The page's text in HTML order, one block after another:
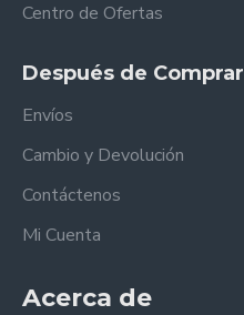
Centro de Ofertas
Después de Comprar
Envíos
Cambio y Devolución
Contáctenos
Mi Cuenta
Acerca de